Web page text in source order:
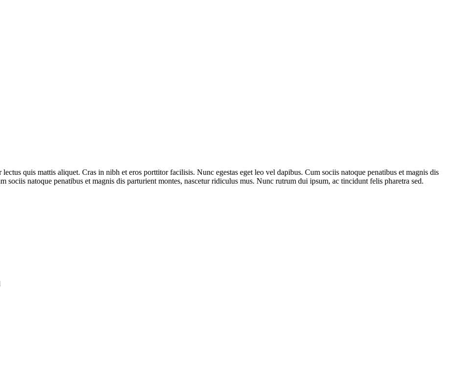
quis mattis aliquet. Cras in nibh et eros porttitor facilisis. Nunc egestas eget leo vel dapibus. Cum sociis natoque penatibus et magnis dis
sociis natoque penatibus et magnis dis parturient montes, nascetur ridiculus mus. Nunc rutrum dui ipsum, ac tincidunt felis pharetra sed.